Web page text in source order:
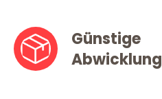
Günstige
Abwicklung